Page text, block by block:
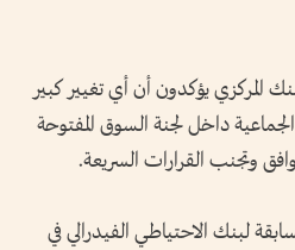
المركزي يؤكدون أن أي تغيير كبير
داخل لجنة السوق المفتوحة
لبنك الاحتياطي الفيدرالي في